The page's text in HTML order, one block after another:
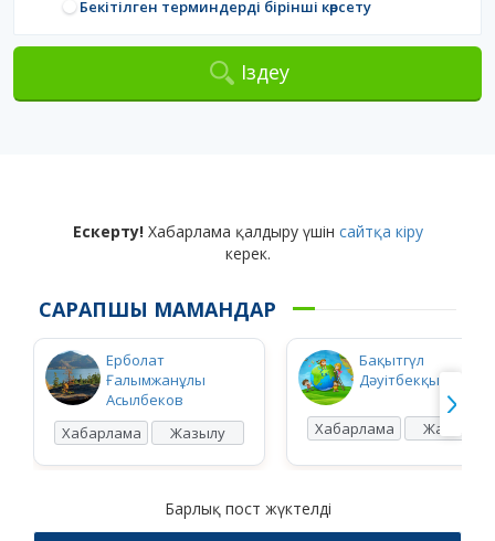
Бекітілген терминдерді бірінші көрсету
Іздеу
Ескерту!Хабарлама қалдыру үшін сайтқа кіру
керек.
САРАПШЫ МАМАНДАР
Ерболат
Ғалымжанұлы
Асылбеков
Хабарлама
Жазылу
Бақытгүл
Дәуітбекқызы
Хабарлама Жазылу
Барлық пост жүктелді